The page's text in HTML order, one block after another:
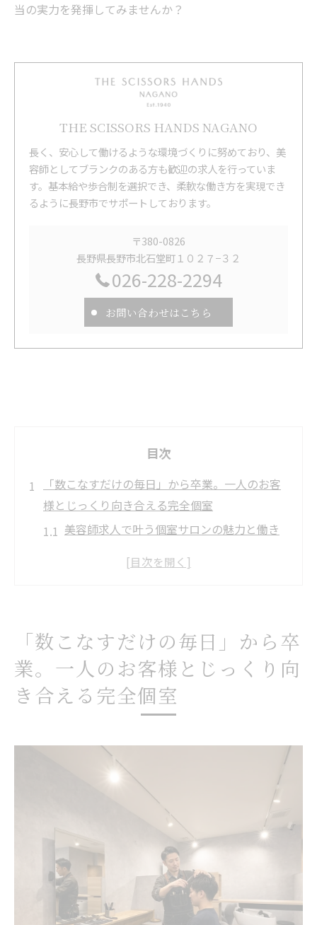
当の実力を発揮してみませんか？
THE SCISSORS HANDS NAGANO
長く、安心して働けるような環境づくりに努めており、美
容師としてブランクのある方も歓迎の求人を行っていま
す。基本給や歩合制を選択でき、柔軟な働き方を実現でき
るように長野市でサポートしております。
〒380-0826
長野県長野市北石堂町１０２７−３２
026-228-2294
お問い合わせはこちら
目次
「数こなすだけの毎日」から卒業。一人のお客
様とじっくり向き合える完全個室
美容師求人で叶う個室サロンの魅力と働き
スタイリスト転職に最適な個室環境のメリ
い
転職で実現するお客様に寄り添うスタイリ
スト像
求人選びで重視したい完全個室の働きやす
ただのヒゲ剃りじゃない。極上のリラクゼーシ
ョンに昇華する「VIPシェービング」
理容師転職で磨くシェービング技術の価値
美容師求人で体感できるリラクゼーション
の極意
スタイリスト募集に見るVIPシェービングの
魅力
転職で実現する上質なシェービングの提供
「数こなすだけの毎日」から卒
業。一人のお客様とじっくり向
き合える完全個室